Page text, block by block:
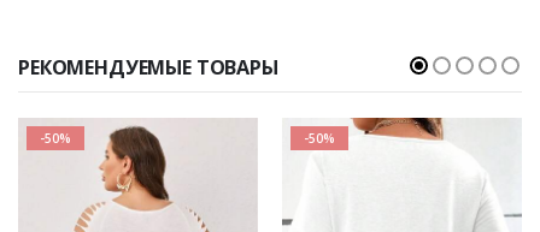
РЕКОМЕНДУЕМЫЕ ТОВАРЫ
-50% -50%